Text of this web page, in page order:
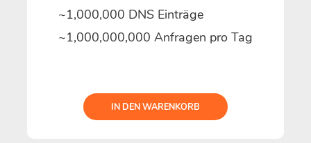
~1,000,000 DNS Einträge
~1,000,000,000 Anfragen pro Tag
IN DEN WARENKORB